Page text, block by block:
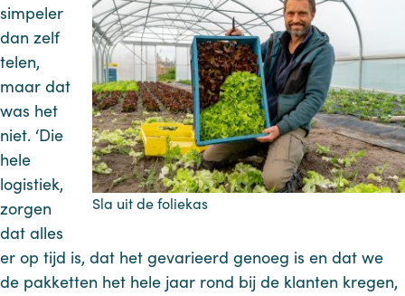
Sla uit de foliekas
simpeler
dan zelf
telen,
maar dat
was het
niet. ‘Die
hele
logistiek,
zorgen
dat alles
er op tijd is, dat het gevarieerd genoeg is en dat we
de pakketten het hele jaar rond bij de klanten kregen,